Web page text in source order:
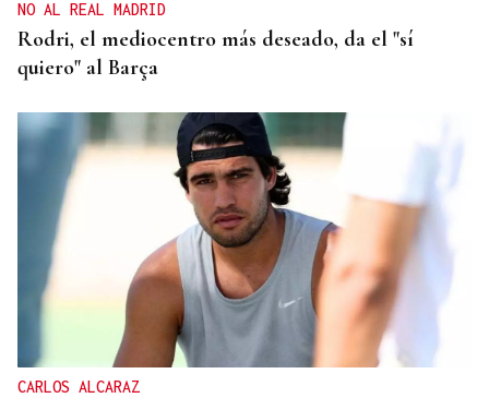
NO AL REAL MADRID
Rodri, el mediocentro más deseado, da el "sí
quiero" al Barça
CARLOS ALCARAZ